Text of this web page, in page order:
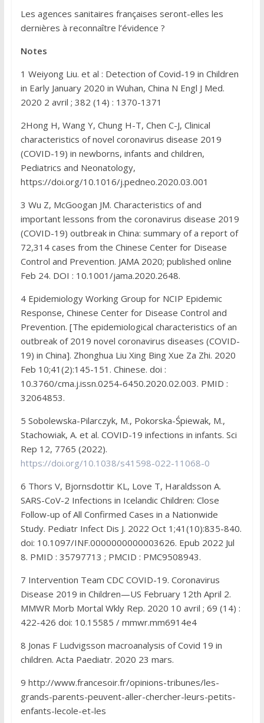
Les agences sanitaires françaises seront-elles les
dernières à reconnaître l’évidence ?
Notes
1 Weiyong Liu. et al : Detection of Covid-19 in Children
in Early January 2020 in Wuhan, China N Engl J Med.
2020 2 avril ; 382 (14) : 1370-1371
2Hong H, Wang Y, Chung H-T, Chen C-J, Clinical
characteristics of novel coronavirus disease 2019
(COVID-19) in newborns, infants and children,
Pediatrics and Neonatology,
https://doi.org/10.1016/j.pedneo.2020.03.001
3 Wu Z, McGoogan JM. Characteristics of and
important lessons from the coronavirus disease 2019
(COVID-19) outbreak in China: summary of a report of
72,314 cases from the Chinese Center for Disease
Control and Prevention. JAMA 2020; published online
Feb 24. DOI : 10.1001/jama.2020.2648.
4 Epidemiology Working Group for NCIP Epidemic
Response, Chinese Center for Disease Control and
Prevention. [The epidemiological characteristics of an
outbreak of 2019 novel coronavirus diseases (COVID-
19) in China]. Zhonghua Liu Xing Bing Xue Za Zhi. 2020
Feb 10;41(2):145-151. Chinese. doi :
10.3760/cma.j.issn.0254-6450.2020.02.003. PMID :
32064853.
5 Sobolewska-Pilarczyk, M., Pokorska-Śpiewak, M.,
Stachowiak, A. et al. COVID-19 infections in infants. Sci
Rep 12, 7765 (2022).
https://doi.org/10.1038/s41598-022-11068-0
6 Thors V, Bjornsdottir KL, Love T, Haraldsson A.
SARS-CoV-2 Infections in Icelandic Children: Close
Follow-up of All Confirmed Cases in a Nationwide
Study. Pediatr Infect Dis J. 2022 Oct 1;41(10):835-840.
doi: 10.1097/INF.0000000000003626. Epub 2022 Jul
8. PMID : 35797713 ; PMCID : PMC9508943.
7 Intervention Team CDC COVID-19. Coronavirus
Disease 2019 in Children—US February 12th April 2.
MMWR Morb Mortal Wkly Rep. 2020 10 avril ; 69 (14) :
422-426 doi: 10.15585 / mmwr.mm6914e4
8 Jonas F Ludvigsson macroanalysis of Covid 19 in
children. Acta Paediatr. 2020 23 mars.
9 http://www.francesoir.fr/opinions-tribunes/les-
grands-parents-peuvent-aller-chercher-leurs-petits-
enfants-lecole-et-les